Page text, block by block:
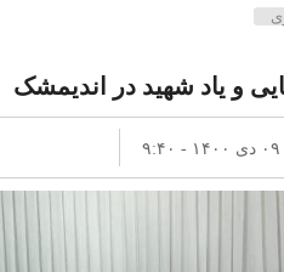
و یاد شهید در اندیمشک
۰۹ دی ۱۴۰۰ - ۹:۴۰